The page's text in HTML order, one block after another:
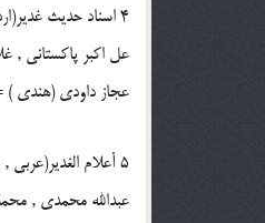
4 اسناد حديث غدير(اردو, خطى )
عل اكبر پاكستانى ,
عجاز داودى (هندى )
5 أعلام الغدير(عربى , چاپى )
عبدالله محمدى ,